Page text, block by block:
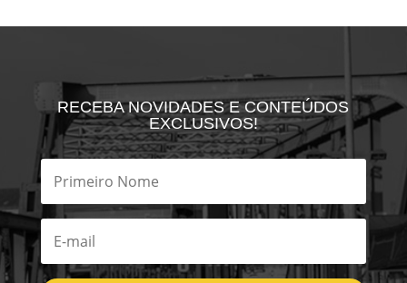
RECEBA NOVIDADES E CONTEÚDOS
EXCLUSIVOS!